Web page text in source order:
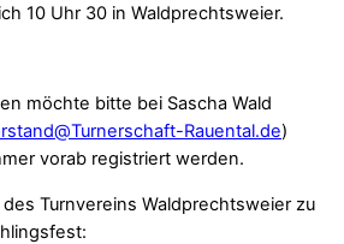
10 Uhr 30 in Waldprechtsweier.
möchte bitte bei Sascha Wald
Rauental.de)
vorab registriert werden.
Turnvereins Waldprechtsweier zu